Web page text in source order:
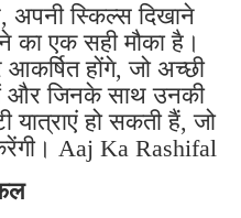
अपनी स्किल्स दिखाने
का एक सही मौका है।
होंगे, जो अच्छी
और जिनके साथ उनकी
यात्राएं हो सकती हैं, जो
Aaj Ka Rashifal